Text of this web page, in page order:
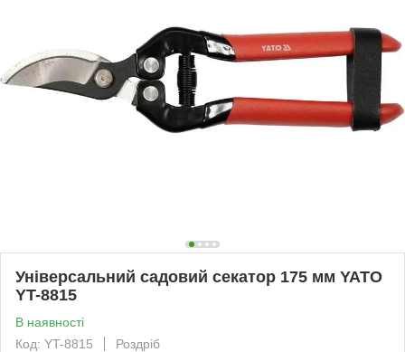
Універсальний садовий секатор 175 мм YATO
YT-8815
В наявності
Код: YT-8815
Роздріб